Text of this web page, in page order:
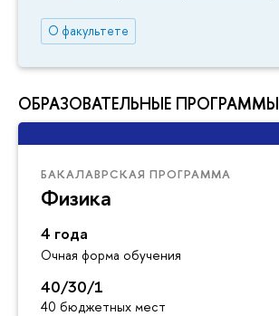
О факультете
ОБРАЗОВАТЕЛЬНЫЕ ПРОГРАММЫ
БАКАЛАВРСКАЯ ПРОГРАММА
Физика
4 года
Очная форма обучения
40/30/1
40 бюджетных мест